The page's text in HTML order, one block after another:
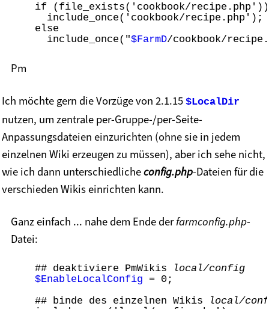
    if (file_exists('cookbook/recipe.php'))
      include_once('cookbook/recipe.php');
    else
      include_once("
$FarmD
Pm
Ich möchte gern die Vorzüge von 2.1.15 $LocalDir
nutzen, um zentrale per-Gruppe-/per-Seite-
Anpassungsdateien einzurichten (ohne sie in jedem
einzelnen Wiki erzeugen zu müssen), aber ich sehe nicht,
wie ich dann unterschiedlicheconfig.php-Dateien für die
verschieden Wikis einrichten kann.
Ganz einfach ... nahe dem Ende derfarmconfig.php-
Datei:
    ## deaktiviere PmWikis
local/config
$EnableLocalConfig = 0;
    ## binde des einzelnen Wikis
local/